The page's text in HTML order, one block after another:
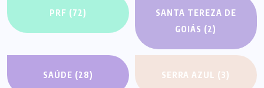
PRF (72)
SANTA TEREZA DE
GOIÁS (2)
SAÚDE (28) SERRA AZUL (3)